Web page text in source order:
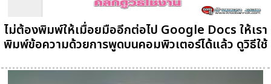
ไม่ต้องพิมพ์ให้เมื่อยมืออีกต่อไป Google Docs ให้เรา
พิมพ์ข้อความด้วยการพูดบนคอมพิวเตอร์ได้แล้ว ดูวิธีใช้